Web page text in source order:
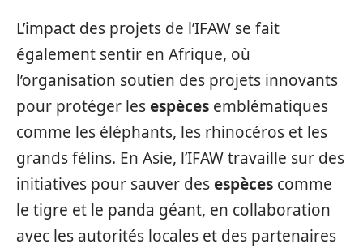
L’impact des projets de l’IFAW se fait
également sentir en Afrique, où
l’organisation soutien des projets innovants
pour protéger lesespèces emblématiques
comme les éléphants, les rhinocéros et les
grands félins. En Asie, l’IFAW travaille sur des
initiatives pour sauver desespèces comme
le tigre et le panda géant, en collaboration
avec les autorités locales et des partenaires